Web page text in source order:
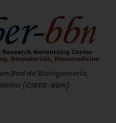
Red de Bioingeniería,
(CIBER-BBN)